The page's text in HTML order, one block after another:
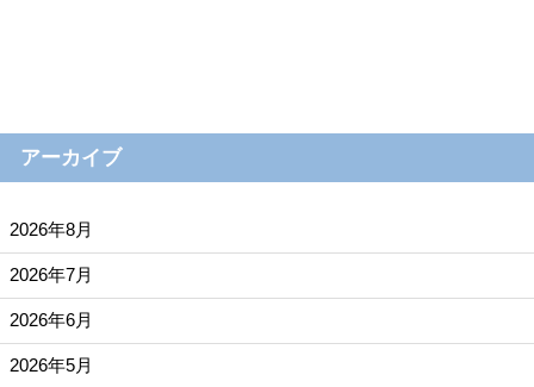
アーカイブ
2026年8月
2026年7月
2026年6月
2026年5月